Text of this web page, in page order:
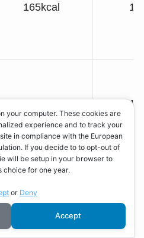
165kcal
289kcal
208kcal
your computer. These cookies are
experience and to track your
in compliance with the European
If you decide to to opt-out of
will be setup in your browser to
choice for one year.
or Deny
Accept